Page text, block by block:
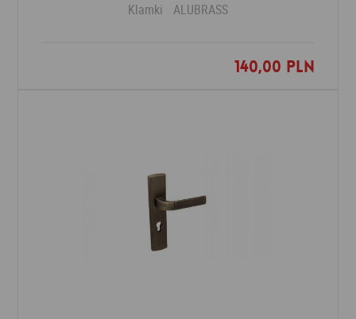
Klamki ALUBRASS
140,00 PLN
Dodaj do ulubionych